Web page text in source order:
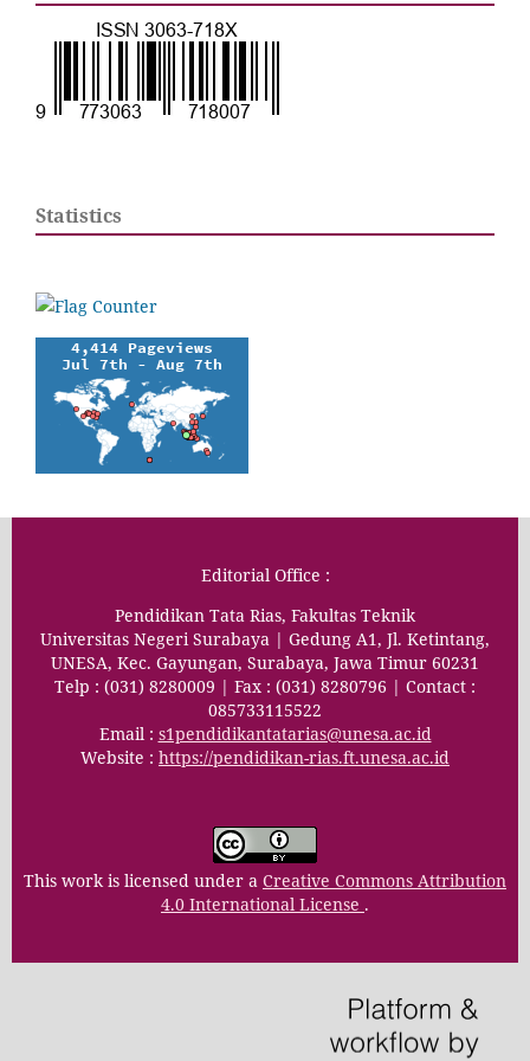
Statistics
Editorial Office :
Pendidikan Tata Rias, Fakultas Teknik
Universitas Negeri Surabaya | Gedung A1, Jl. Ketintang,
UNESA, Kec. Gayungan, Surabaya, Jawa Timur 60231
Telp : (031) 8280009 | Fax : (031) 8280796 | Contact :
085733115522
Email : s1pendidikantatarias@unesa.ac.id
Website : https://pendidikan-rias.ft.unesa.ac.id
This work is licensed under a Creative Commons Attribution
4.0 International License .